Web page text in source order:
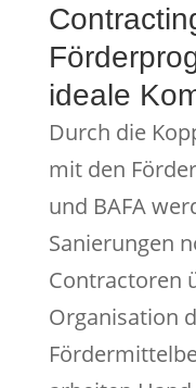
ideale
Durch die
mit den
und BAFA
Sanierungen
Contractoren
Organisation